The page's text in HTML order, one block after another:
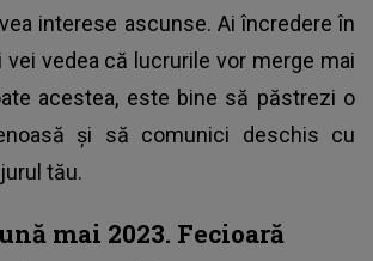
interese ascunse. Ai încredere în
vei vedea că lucrurile vor merge mai
acestea, este bine să păstrezi o
și să comunici deschis cu
tău.
mai 2023. Fecioară